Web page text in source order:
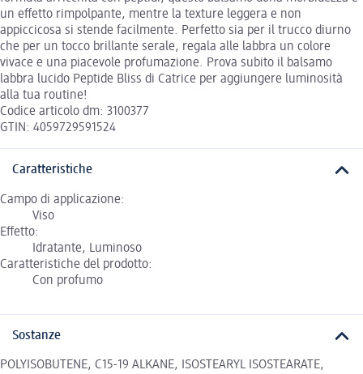
un effetto rimpolpante, mentre la texture leggera e non
appiccicosa si stende facilmente. Perfetto sia per il trucco diurno
che per un tocco brillante serale, regala alle labbra un colore
vivace e una piacevole profumazione. Prova subito il balsamo
labbra lucido Peptide Bliss di Catrice per aggiungere luminosità
alla tua routine!
Codice articolo dm: 3100377
GTIN: 4059729591524
Caratteristiche
Campo di applicazione:
Viso
Effetto:
Idratante, Luminoso
Caratteristiche del prodotto:
Con profumo
Sostanze
POLYISOBUTENE, C15-19 ALKANE, ISOSTEARYL ISOSTEARATE,